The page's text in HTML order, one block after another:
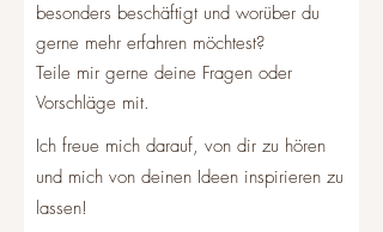
besonders beschäftigt und worüber du
gerne mehr erfahren möchtest?
Teile mir gerne deine Fragen oder
Vorschläge mit.
Ich freue mich darauf, von dir zu hören
und mich von deinen Ideen inspirieren zu
lassen!